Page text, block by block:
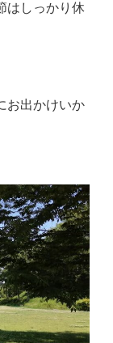
はしっかり休
お出かけいか